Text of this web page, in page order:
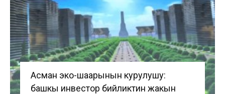
Асман эко-шаарынын курулушу:
башкы инвестор бийликтин жакын